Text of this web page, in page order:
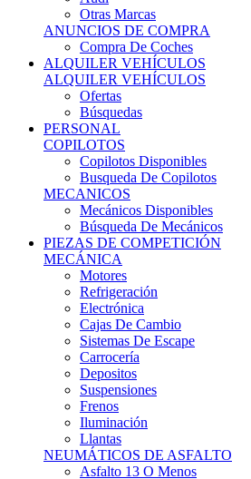
ANUNCIOS DE COMPRA
Compra De Coches
ALQUILER VEHÍCULOS
ALQUILER VEHÍCULOS
Ofertas
Búsquedas
PERSONAL
COPILOTOS
Copilotos Disponibles
Busqueda De Copilotos
MECANICOS
Mecánicos Disponibles
Búsqueda De Mecánicos
PIEZAS DE COMPETICIÓN
MECÁNICA
Motores
Refrigeración
Electrónica
Cajas De Cambio
Sistemas De Escape
Carrocería
Depositos
Suspensiones
Frenos
Iluminación
Llantas
NEUMÁTICOS DE ASFALTO
Asfalto 13 O Menos
Asfalto 14p